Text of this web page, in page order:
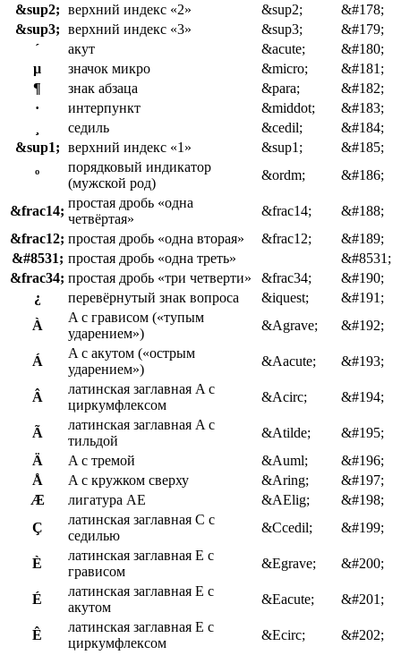
&sup2; верхний индекс «2» &sup2;
&#178;
&sup3; верхний индекс «3» &sup3;
&#179;
´
акут &acute;
&#180;
µ
значок микро &micro;
&#181;
¶
знак абзаца &para;
&#182;
·
интерпункт &middot;
&#183;
седиль &cedil;
&#184;
&sup1; верхний индекс «1» &sup1;
&#185;
º
порядковый индикатор
(мужской род)
&ordm; &#186;
&frac14;
простая дробь «одна
четвёртая»
&frac14;
&#188;
&frac12; простая дробь «одна вторая» &frac12;
&#189;
&#8531; простая дробь «одна треть»
&#8531;
&frac34; простая дробь «три четверти» &frac34;
&#190;
¿
перевёрнутый знак вопроса &iquest;
&#191;
À
A с грависом («тупым
ударением»)
&Agrave; &#192;
Á
A с акутом («острым
ударением»)
&Aacute; &#193;
Â
латинская заглавная A с
циркумфлексом
&Acirc; &#194;
Ã
латинская заглавная A с
тильдой
&Atilde;
&#195;
Ä
A с тремой &Auml;
&#196;
Å
A с кружком сверху &Aring;
&#197;
Æ
лигатура AE &AElig;
&#198;
Ç
латинская заглавная C с
седилью
&Ccedil; &#199;
È
латинская заглавная E с
грависом
&Egrave; &#200;
É
латинская заглавная E с
акутом
&Eacute; &#201;
Ê
латинская заглавная E с
циркумфлексом
&Ecirc;
&#202;